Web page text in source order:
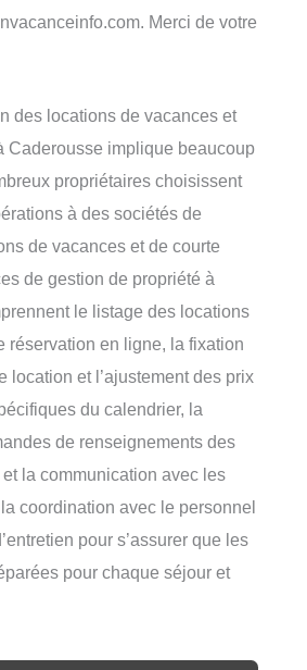
Merci de votre
des locations de vacances et
Caderousse implique beaucoup
propriétaires choisissent
à des sociétés de
de vacances et de courte
de gestion de propriété à
le listage des locations
réservation en ligne, la fixation
location et l’ajustement des prix
du calendrier, la
de renseignements des
la communication avec les
coordination avec le personnel
pour s’assurer que les
pour chaque séjour et